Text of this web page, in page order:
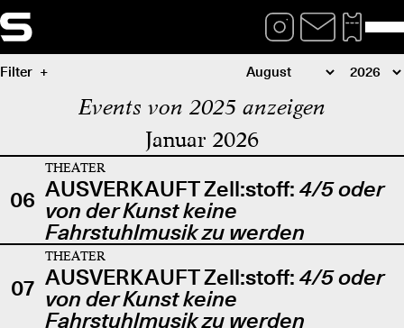
Filter
Events von 2025 anzeigen
Januar 2026
06
THEATER
AUSVERKAUFT Zell:stoff: 4/5 oder
von der Kunst keine
Fahrstuhlmusik zu werden
07
THEATER
AUSVERKAUFT Zell:stoff: 4/5 oder
von der Kunst keine
Fahrstuhlmusik zu werden